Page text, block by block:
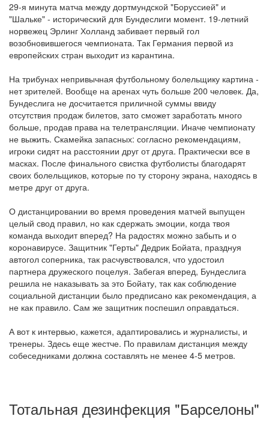
29-я минута матча между дортмундской "Боруссией" и
"Шальке" - исторический для Бундеслиги момент. 19-летний
норвежец Эрлинг Холланд забивает первый гол
возобновившегося чемпионата. Так Германия первой из
европейских стран выходит из карантина.
На трибунах непривычная футбольному болельщику картина -
нет зрителей. Вообще на аренах чуть больше 200 человек. Да,
Бундеслига не досчитается приличной суммы ввиду
отсутствия продаж билетов, зато сможет заработать много
больше, продав права на телетрансляции. Иначе чемпионату
не выжить. Скамейка запасных: согласно рекомендациям,
игроки сидят на расстоянии друг от друга. Практически все в
масках. После финального свистка футболисты благодарят
своих болельщиков, которые по ту сторону экрана, находясь в
метре друг от друга.
О дистанцировании во время проведения матчей выпущен
целый свод правил, но как сдержать эмоции, когда твоя
команда выходит вперед? На радостях можно забыть и о
коронавирусе. Защитник "Герты" Дедрик Бойата, празднуя
автогол соперника, так расчувствовался, что удостоил
партнера дружеского поцелуя. Забегая вперед, Бундеслига
решила не наказывать за это Бойату, так как соблюдение
социальной дистанции было предписано как рекомендация, а
не как правило. Сам же защитник поспешил оправдаться.
А вот к интервью, кажется, адаптировались и журналисты, и
тренеры. Здесь еще жестче. По правилам дистанция между
собеседниками должна составлять не менее 4-5 метров.
Тотальная дезинфекция "Барселоны"